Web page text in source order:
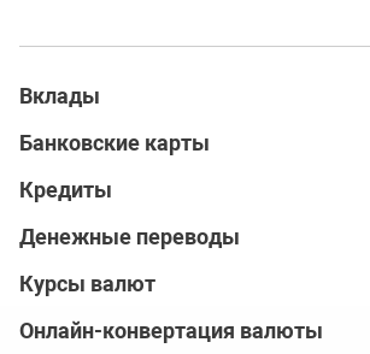
Вклады
Банковские карты
Кредиты
Денежные переводы
Курсы валют
Онлайн-конвертация валюты